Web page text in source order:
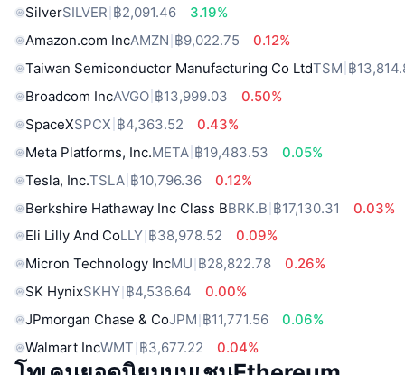
SilverSILVER ฿2,091.46
3.19%
Amazon.com IncAMZN ฿9,022.75
0.12%
Taiwan Semiconductor Manufacturing Co LtdTSM ฿
Broadcom IncAVGO ฿13,999.03
0.50%
SpaceXSPCX ฿4,363.52
0.43%
Meta Platforms, Inc.META ฿19,483.53
0.05%
Tesla, Inc.TSLA ฿10,796.36
0.12%
Berkshire Hathaway Inc Class BBRK.B ฿17,130.31
0.03%
Eli Lilly And CoLLY ฿38,978.52
0.09%
Micron Technology IncMU ฿28,822.78
0.26%
SK HynixSKHY ฿4,536.64
0.00%
JPmorgan Chase & CoJPM ฿11,771.56
0.06%
Walmart IncWMT ฿3,677.22 0.04%